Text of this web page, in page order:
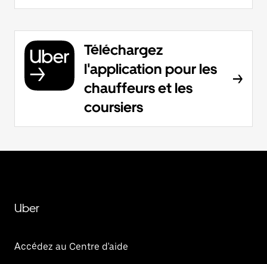
Téléchargez
l'application pour les
chauffeurs et les
coursiers
Uber
Accédez au Centre d'aide